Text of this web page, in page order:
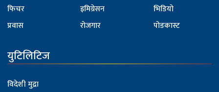
फिचर
प्रवास
इमिग्रेसन
रोजगार
भिडियो
पोडकास्ट
युटिलिटिज
विदेशी मुद्रा